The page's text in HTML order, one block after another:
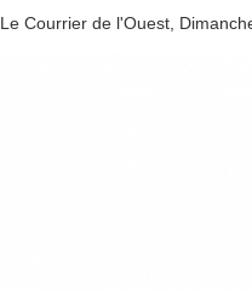
Le Courrier de l'Ouest,